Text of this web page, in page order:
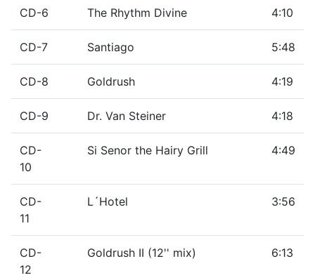
CD-6 The Rhythm Divine 4:10
CD-7 Santiago 5:48
CD-8 Goldrush 4:19
CD-9 Dr. Van Steiner 4:18
CD-
10
Si Senor the Hairy Grill 4:49
CD-
11
L´Hotel 3:56
CD-
12
Goldrush II (12'' mix) 6:13